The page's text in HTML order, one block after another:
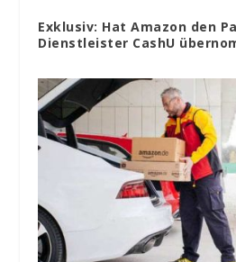
Exklusiv: Hat Amazon den
Dienstleister CashU